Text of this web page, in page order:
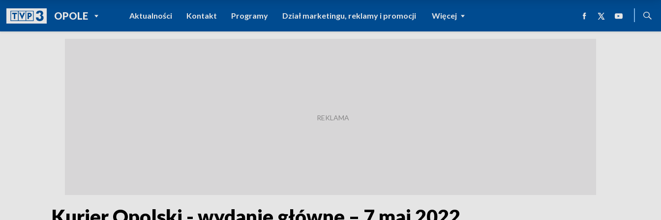
OPOLEPOWRÓT DO
TVP REGIONY
Aktualności Kontakt Programy Dział marketingu, reklamy i promocji Więcej